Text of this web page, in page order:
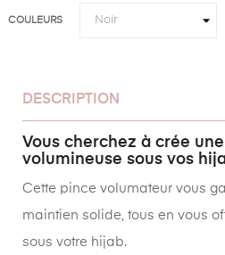
COULEURS
DESCRIPTION
Vous cherchez à crée
volumineuse sous vos
Cette pince volumateur vous
maintien solide, tous en vous
sous votre hijab.